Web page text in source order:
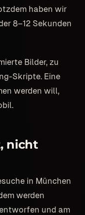
haben wir
8–12 Sekunden
Bilder, zu
Skripte. Eine
werden will,
nicht
in München
werden
und am